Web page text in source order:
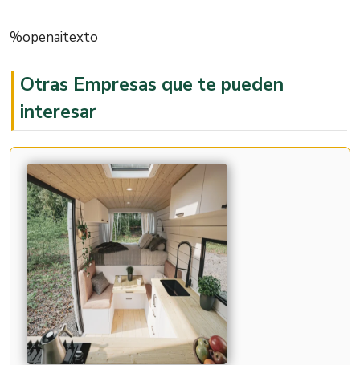
%openaitexto
Otras Empresas que te pueden
interesar